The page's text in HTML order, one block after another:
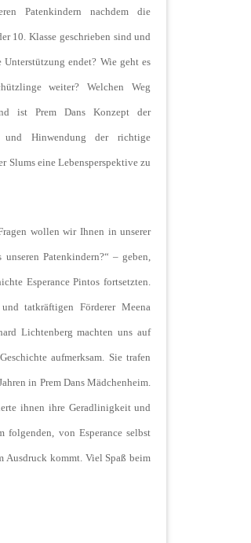
Patenkindern nachdem die
10. Klasse geschrieben sind und
endet? Wie geht es
weiter? Welchen Weg
ist Prem Dans Konzept der
und Hinwendung der richtige
Slums eine Lebensperspektive zu
wollen wir Ihnen in unserer
unseren Patenkindern?“ – geben,
Esperance Pintos fortsetzten.
tatkräftigen Förderer Meena
Lichtenberg machten uns auf
aufmerksam. Sie trafen
in Prem Dans Mädchenheim.
ihnen ihre Geradlinigkeit und
von Esperance selbst
Ausdruck kommt. Viel Spaß beim